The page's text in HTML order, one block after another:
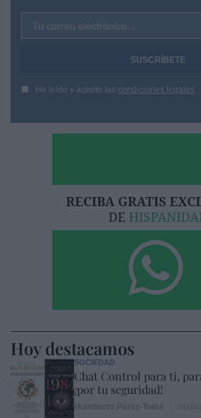
Tu correo electrónico...
He leído y acepto las condiciones legales
Hoy destacamos
SOCIEDAD
Chat Control para ti,
¡por tu seguridad!